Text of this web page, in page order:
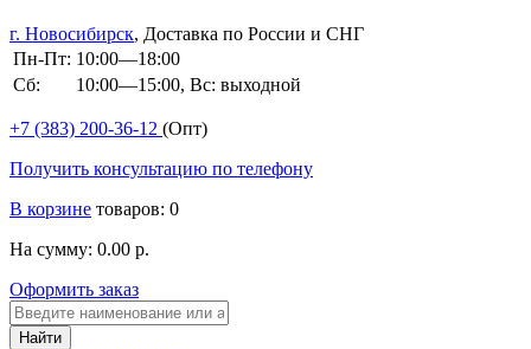
г. Новосибирск, Доставка по России и СНГ
Пн-Пт: 10:00—18:00
Сб:
10:00—15:00, Вс: выходной
+7 (383) 200-36-12 (Опт)
Получить консультацию по телефону
В корзине товаров: 0
На сумму: 0.00 р.
Оформить заказ